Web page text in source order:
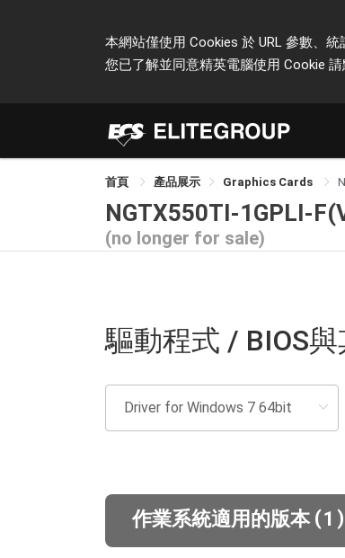
本網站僅使用 Cookies 於 URL 參數、
您已了解並同意精英電腦使用 Cookie 請
首頁 產品展示 Graphics Cards
NGTX550TI-1GPLI-
(no longer for sale)
驅動程式 / BIOS
作業系統適用的版本 (1 )